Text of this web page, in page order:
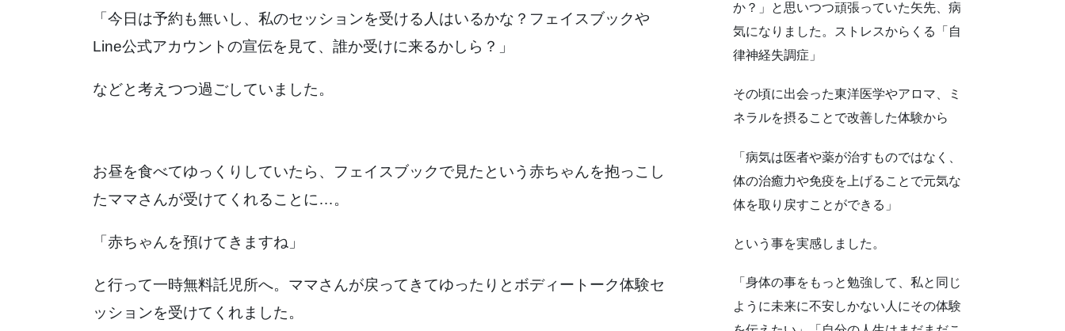
「今日は予約も無いし、私のセッションを受ける人はいるかな？フェイスブックや
Line公式アカウントの宣伝を見て、誰か受けに来るかしら？」
などと考えつつ過ごしていました。
お昼を食べてゆっくりしていたら、フェイスブックで見たという赤ちゃんを抱っこし
たママさんが受けてくれることに…。
「赤ちゃんを預けてきますね」
と行って一時無料託児所へ。ママさんが戻ってきてゆったりとボディートーク体験セ
ッションを受けてくれました。
か？」と思いつつ頑張っていた矢先、病
気になりました。ストレスからくる「自
律神経失調症」
その頃に出会った東洋医学やアロマ、ミ
ネラルを摂ることで改善した体験から
「病気は医者や薬が治すものではなく、
体の治癒力や免疫を上げることで元気な
体を取り戻すことができる」
という事を実感しました。
「身体の事をもっと勉強して、私と同じ
ように未来に不安しかない人にその体験